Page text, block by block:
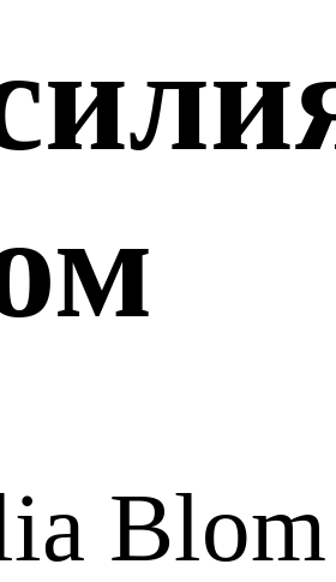
Blom